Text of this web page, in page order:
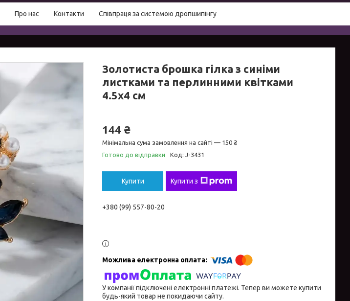
Про нас Контакти Співпраця за системою дропшипінгу
Золотиста брошка гілка з синіми
листками та перлинними квітками
4.5х4 см
144 ₴
Мінімальна сума замовлення на сайті — 150 ₴
Готово до відправки
Код: J-3431
Купити Купити з
+380 (99) 557-80-20
У компанії підключені електронні платежі. Тепер ви можете купити
будь-який товар не покидаючи сайту.